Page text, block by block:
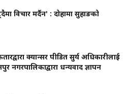
विचार मर्दैन' : दोहामा सुहाङको
क्यान्सर पीडित सुर्य अधिकारीलाई
नगरपालिकाद्वारा धन्यवाद ज्ञापन